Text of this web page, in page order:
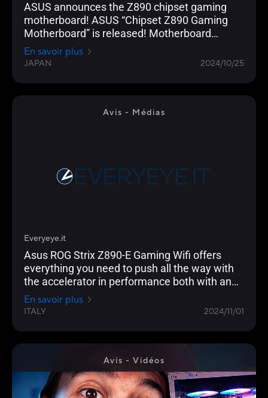
ASUS announces the Z890 chipset gaming
motherboard! ASUS “Chipset Z890 Gaming
Motherboard” is released! Motherboard
Edition
En savoir plus
JAPAN 2024/10/25
Avis - Médias
Everyeye.it
Asus ROG Strix Z890-E Gaming Wifi offers
everything you need to push all the way with
the accelerator in performance both with and
without overclocking. The TUF Z890-Plus Wifi
comes in black and has one USB-C
to 30W, two 10 Gbps USB-A and three 5 Gbps
USB-A. The new ROG Strix LCIII 360 ARGB is
fully compatible with the new Intel LGA1851
socket.
En savoir plus
ITALY 2024/11/01
Avis - Vidéos